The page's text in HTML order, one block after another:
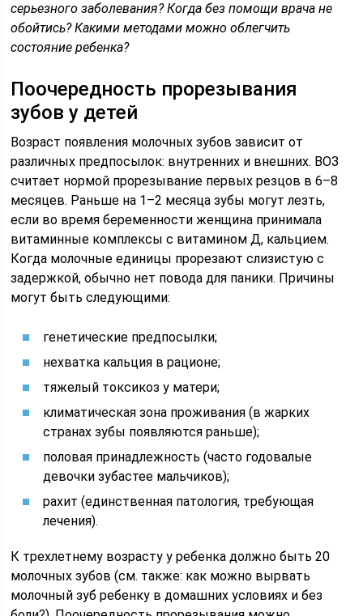
серьезного заболевания? Когда без помощи врача не
обойтись? Какими методами можно облегчить
состояние ребенка?
Поочередность прорезывания
зубов у детей
Возраст появления молочных зубов зависит от
различных предпосылок: внутренних и внешних. ВОЗ
считает нормой прорезывание первых резцов в 6–8
месяцев. Раньше на 1–2 месяца зубы могут лезть,
если во время беременности женщина принимала
витаминные комплексы с витамином Д, кальцием.
Когда молочные единицы прорезают слизистую с
задержкой, обычно нет повода для паники. Причины
могут быть следующими:
генетические предпосылки;
нехватка кальция в рационе;
тяжелый токсикоз у матери;
климатическая зона проживания (в жарких
странах зубы появляются раньше);
половая принадлежность (часто годовалые
девочки зубастее мальчиков);
рахит (единственная патология, требующая
лечения).
К трехлетнему возрасту у ребенка должно быть 20
молочных зубов (см. также: как можно вырвать
молочный зуб ребенку в домашних условиях и без